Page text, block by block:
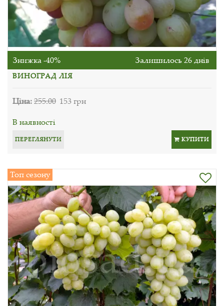
Знижка -40% Залишилось 26 днів
ВИНОГРАД ЛІЯ
Ціна:255.00 153 грн
В наявності
ПЕРЕГЛЯНУТИ КУПИТИ
Топ сезону